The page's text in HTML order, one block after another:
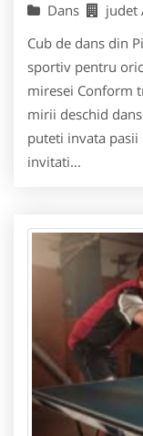
Dans judet
Cub de dans din
sportiv pentru
miresei Conform
mirii deschid
puteti invata pasii
invitati...